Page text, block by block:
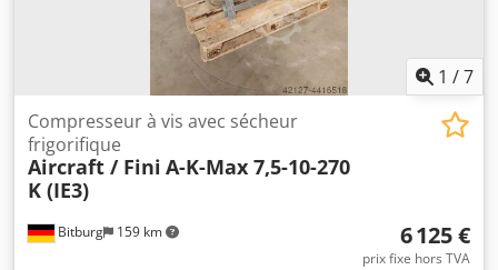
Compresseur type huile de refroidissement SIGMA FLUID
MOL Dimensions (L x P x H) 750 mm x 895 mm x 1 260 mm
Masse 312 kg Lieu : de l'entrepôt 54634 Bitburg -
disponible immédiatement -
1 /7
Bitburg 159 km
Compresseur à vis avec sécheur
frigorifique
Aircraft / Fini A-K-Max 7,5-10-270
K (IE3)
6 125 €
prix fixe hors TVA